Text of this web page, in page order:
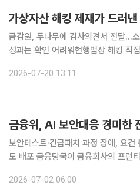
가상자산 해킹 제재가 드러
금감원, 두나무에 검사의견서 전달…
성과는 확인 어려워현행법상 해킹 직접 제
다. 정보보호 투자액과 사고 책임 이
2026-07-20 13:11
금융위, AI 보안대응 경미한
보안테스트·긴급패치 과정 장애, 요
도 배포 금융당국이 금융회사의 프런티어 AI 보안위협 대응 과정에서 발생하는 경미한 전산장애에
2026-07-02 06:00